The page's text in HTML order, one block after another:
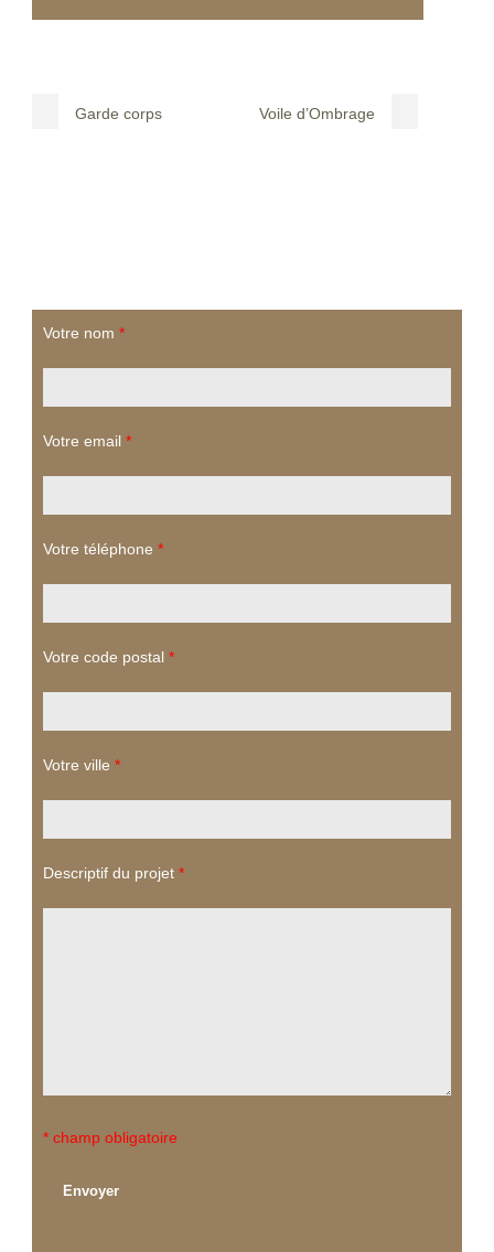
Garde corps Voile d’Ombrage
Votre nom *
Votre email *
Votre téléphone *
Votre code postal *
Votre ville *
Descriptif du projet *
* champ obligatoire